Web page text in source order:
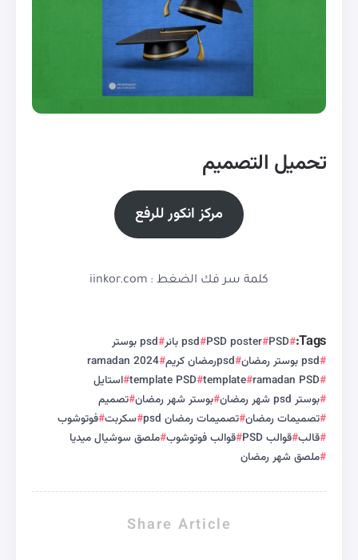
تحميل التصميم
مركز انكور للرفع
كلمة سر فك الضغط : iinkor.com
Tags:
PSD
PSD poster psd بانر
psd بوستر
psd بوستر رمضان
psdرمضان كريم
ramadan 2024
ramadan PSD
template
template PSD استايل
بوستر psd شهر رمضان
بوستر شهر رمضان تصميم
تصميمات رمضان تصميمات رمضان psd سكربت فوتوشوب
قالب قوالب PSD قوالب فوتوشوب ملصق سوشيال ميديا
ملصق شهر رمضان
Share Article